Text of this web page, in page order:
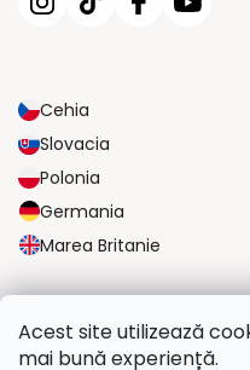
Acest site utilizează
mai bună experiență.
Cehia
Slovacia
Polonia
Germania
Marea Britanie